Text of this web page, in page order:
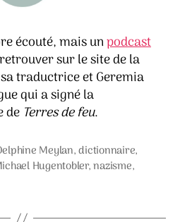
écouté, mais unpodcast
sur le site de la
traductrice et Geremia
qui a signé la
de Terres de feu.
Meylan,dictionnaire,
Hugentobler,nazisme,